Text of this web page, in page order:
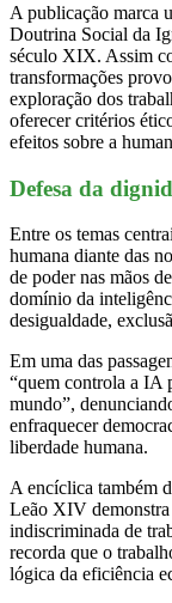
A publicação marca
Doutrina Social da
século XIX. Assim
transformações
exploração dos
oferecer critérios
efeitos sobre a
Defesa da
Entre os temas
humana diante das
de poder nas mãos
domínio da
desigualdade,
Em uma das
“quem controla a IA
mundo”,
enfraquecer
liberdade humana.
A encíclica também
Leão XIV demonstra
indiscriminada de
recorda que o
lógica da eficiência